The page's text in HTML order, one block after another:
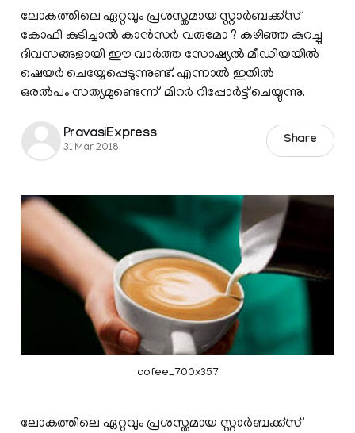
ലോകത്തിലെ ഏറ്റവും പ്രശസ്തമായ സ്റ്റാര്‍ബക്ക്സ്
കോഫി കുടിച്ചാല്‍ കാന്‍സര്‍ വരുമോ ? കഴിഞ്ഞ കുറച്ചു
ദിവസങ്ങളായി ഈ വാര്‍ത്ത സോഷ്യല്‍ മീഡിയയില്‍
ഷെയര്‍ ചെയ്യേപ്പെടുന്നുണ്ട്. എന്നാല്‍ ഇതില്‍
ഒരല്‍പം സത്യമുണ്ടെന്ന് മിറര്‍ റിപ്പോര്‍ട്ട് ചെയ്യുന്നു.
PravasiExpress
31 Mar 2018
Share
cofee_700x357
ലോകത്തിലെ ഏറ്റവും പ്രശസ്തമായ സ്റ്റാര്‍ബക്ക്സ്